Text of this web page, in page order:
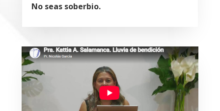
No seas soberbio.